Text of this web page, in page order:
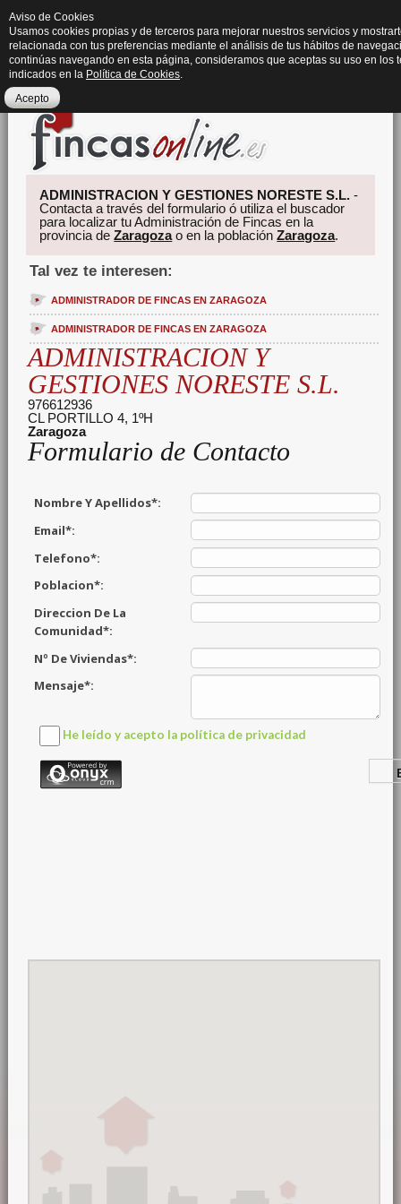
ADMINISTRACION Y GESTIONES NORESTE S.L. -
Contacta a través del formulario ó utiliza el buscador
para localizar tu Administración de Fincas en la
provincia deZaragozao en la poblaciónZaragoza.
Tal vez te interesen:
ADMINISTRADOR DE FINCAS EN ZARAGOZA
ADMINISTRADOR DE FINCAS EN ZARAGOZA
ADMINISTRACION Y
GESTIONES NORESTE S.L.
976612936
CL PORTILLO 4, 1ºH
Zaragoza
Formulario de Contacto
Aviso de Cookies
Usamos cookies propias y de terceros para mejorar nuestros servicios y
relacionada con tus preferencias mediante el análisis de tus hábitos de
continúas navegando en esta página, consideramos que aceptas su uso en los
indicados en la Política de Cookies.
Acepto